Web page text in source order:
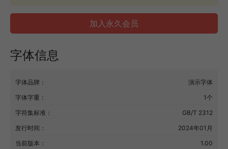
加入永久会员
字体信息
字体品牌：
演示字体
字体字重：
1个
字符集标准：
GB/T 2312
发行时间：
2024年01月
当前版本：
1.00